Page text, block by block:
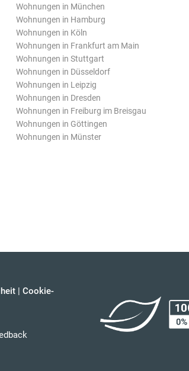
Wohnungen in München
Wohnungen in Hamburg
Wohnungen in Köln
Wohnungen in Frankfurt am Main
Wohnungen in Stuttgart
Wohnungen in Düsseldorf
Wohnungen in Leipzig
Wohnungen in Dresden
Wohnungen in Freiburg im Breisgau
Wohnungen in Göttingen
Wohnungen in Münster
| Cookie-